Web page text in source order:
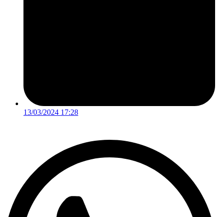
13/03/2024 17:28